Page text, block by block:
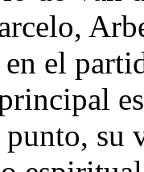
el
su